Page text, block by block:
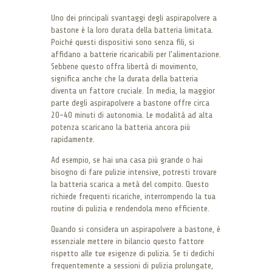
Uno dei principali svantaggi degli aspirapolvere a
bastone è la loro durata della batteria limitata.
Poiché questi dispositivi sono senza fili, si
affidano a batterie ricaricabili per l’alimentazione.
Sebbene questo offra libertà di movimento,
significa anche che la durata della batteria
diventa un fattore cruciale. In media, la maggior
parte degli aspirapolvere a bastone offre circa
20-40 minuti di autonomia. Le modalità ad alta
potenza scaricano la batteria ancora più
rapidamente.
Ad esempio, se hai una casa più grande o hai
bisogno di fare pulizie intensive, potresti trovare
la batteria scarica a metà del compito. Questo
richiede frequenti ricariche, interrompendo la tua
routine di pulizia e rendendola meno efficiente.
Quando si considera un aspirapolvere a bastone, è
essenziale mettere in bilancio questo fattore
rispetto alle tue esigenze di pulizia. Se ti dedichi
frequentemente a sessioni di pulizia prolungate,